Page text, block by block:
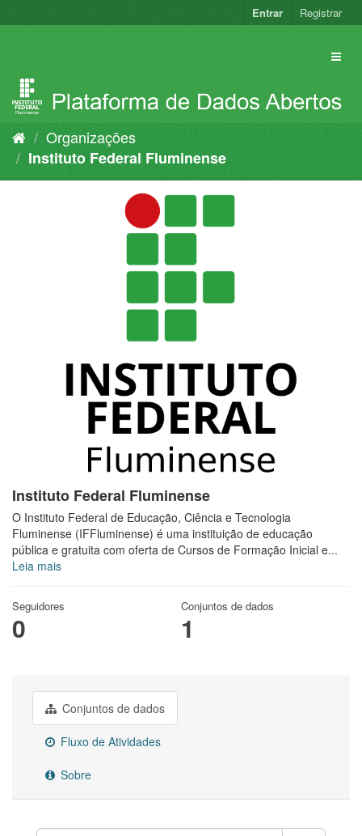
para
Entrar Registrar
Organizações
Instituto Federal Fluminense
Instituto Federal Fluminense
O Instituto Federal de Educação, Ciência e Tecnologia
Fluminense (IFFluminense) é uma instituição de educação
pública e gratuita com oferta de Cursos de Formação Inicial e...
Leia mais
Seguidores
0
Conjuntos de dados
1
Conjuntos de dados
Fluxo de Atividades
Sobre